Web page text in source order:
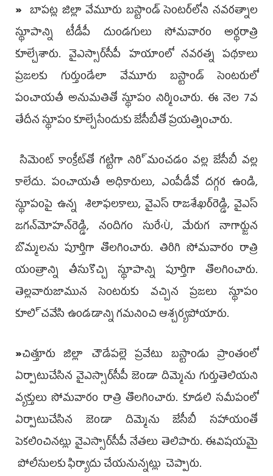
» బాపట్ల జిల్లా వేమూరు బస్టాండ్‌ సెంటర్‌లోని నవరత్నాల
స్థూపాన్ని టీడీపీ దుండగులు సోమవారం అర్థరాత్రి
కూల్చేశారు. వైఎస్సార్‌సీపీ హయాంలో నవరత్న పథకాలు
ప్రజలకు గుర్తుండేలా వేమూరు బస్టాండ్‌ సెంటరులో
పంచాయతీ అనుమతితో స్థూపం నిర్మించారు. ఈ నెల 7వ
తేదీన స్థూపం కూల్చేసేందుకు జేసీబీతో ప్రయత్నించారు.
సిమెంట్‌ కాంక్రీట్‌తో గట్టిగా నిరి్మంచడం వల్ల జేసీబీ వల్ల
కాలేదు. పంచాయతీ అధికారులు, ఎంపీడీవో దగ్గర ఉండి,
స్థూపంపై ఉన్న శిలాఫలకాలు, వైఎస్‌ రాజశేఖర్‌రెడ్డి, వైఎస్‌
జగన్‌మోహన్‌రెడ్డి, నందిగం సురే‹Ù, మేరుగ నాగార్జున
బొమ్మలను పూర్తిగా తొలగించారు. తిరిగి సోమవారం రాత్రి
యంత్రాన్ని తీసుకొచ్చి స్థూపాన్ని పూర్తిగా తొలగించారు.
తెల్లవారుజామున సెంటరుకు వచ్చిన ప్రజలు స్థూపం
కూలి్చవేసి ఉండడాన్ని గమనించి ఆశ్చర్యపోయారు.
»చిత్తూరు జిల్లా చౌడేపల్లె ప్రవేటు బస్టాండు ప్రాంతంలో
ఏర్పాటుచేసిన వైఎస్సార్‌సీపీ జెండా దిమ్మె­ను గుర్తుతెలియని
వ్యక్తులు సోమవారం రాత్రి తొలగించారు. కూడలి సమీపంలో
ఏర్పాటుచేసిన జెండా దిమ్మెను జేసీబీ సహాయంతో
పెకలించినట్లు వైఎస్సార్‌సీపీ నేతలు తెలిపారు. ఈవిషయమై
పోలీసులకు ఫిర్యాదు చేయనున్నట్లు చెప్పారు.